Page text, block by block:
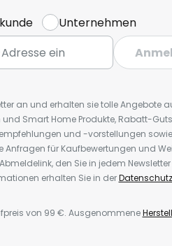
Unternehmen
an und erhalten sie tolle Angebote
Smart Home Produkte, Rabatt-
und -vorstellungen
für Kaufbewertungen und
den Sie in jedem
erhalten Sie in der
von 99 €. Ausgenommene